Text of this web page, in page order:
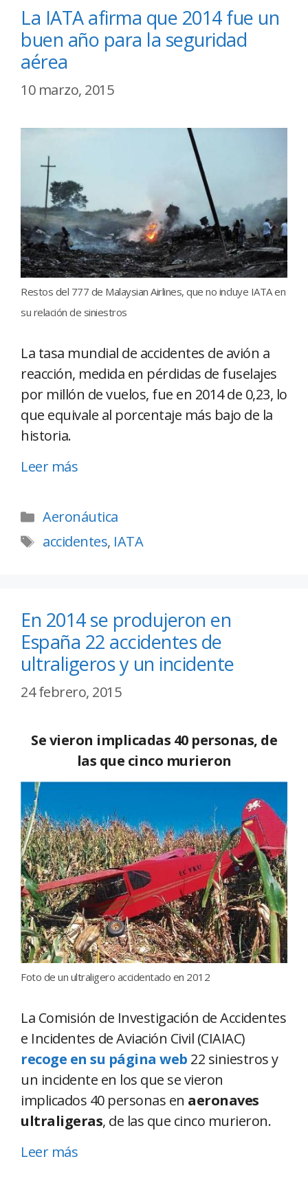
La IATA afirma que 2014 fue un
buen año para la seguridad
aérea
10 marzo, 2015
Restos del 777 de Malaysian Airlines, que no incluye IATA en
su relación de siniestros
La tasa mundial de accidentes de avión a
reacción, medida en pérdidas de fuselajes
por millón de vuelos, fue en 2014 de 0,23, lo
que equivale al porcentaje más bajo de la
historia.
Leer más
Aeronáutica
accidentes, IATA
En 2014 se produjeron en
España 22 accidentes de
ultraligeros y un incidente
24 febrero, 2015
Se vieron implicadas 40 personas, de
las que cinco murieron
Foto de un ultraligero accidentado en 2012
La Comisión de Investigación de Accidentes
e Incidentes de Aviación Civil (CIAIAC)
recoge en su página web 22 siniestros y
un incidente en los que se vieron
implicados 40 personas en aeronaves
ultraligeras, de las que cinco murieron.
Leer más